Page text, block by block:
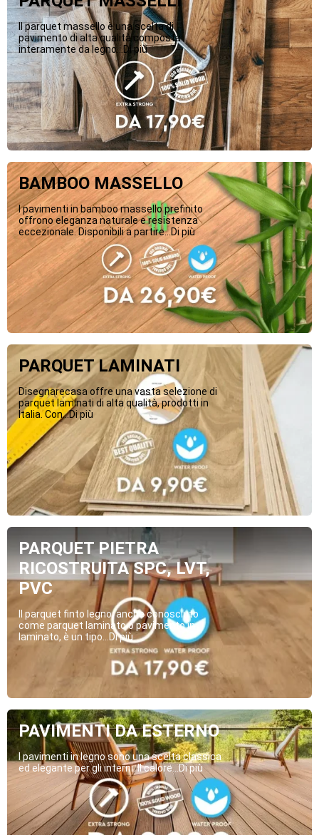
Il parquet massello è una scelta di
pavimento di alta qualità composta
interamente da legno...Di più
BAMBOO MASSELLO
I pavimenti in bamboo massello prefinito
offrono eleganza naturale e resistenza
eccezionale. Disponibili a partire...Di più
PARQUET LAMINATI
Disegnarecasa offre una vasta selezione di
parquet laminati di alta qualità, prodotti in
Italia. Con...Di più
PARQUET PIETRA
RICOSTRUITA SPC, LVT,
PVC
Il parquet finto legno, anche conosciuto
come parquet laminato o pavimento in
laminato, è un tipo...Di più
PAVIMENTI DA ESTERNO
I pavimenti in legno sono una scelta classica
ed elegante per gli interni. Il calore...Di più